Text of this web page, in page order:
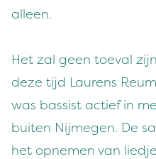
alleen.
Het zal geen toeval
deze tijd Laurens
was bassist actief in
buiten Nijmegen. De
het opnemen van